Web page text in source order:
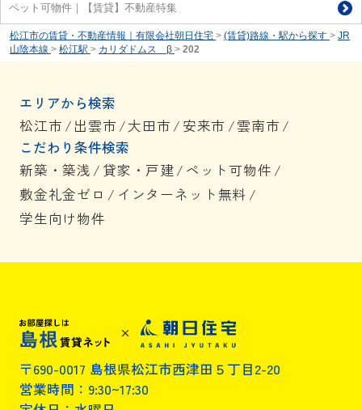
ペット可物件｜【賃貸】不動産特集
松江市の賃貸・不動産情報｜有限会社朝日住宅 > (賃貸)路線・駅から探す > JR
山陰本線 > 松江駅 > カリダドムス β > 202
エリアから検索
松江市 / 出雲市 /大田市 / 安来市 /雲南市 /
こだわり条件検索
新築・築浅 / 貸家・戸建/ ペット可物件 /
敷金礼金ゼロ / インターネット無料 /
学生向け物件
〒690-0017 島根県松江市西津田５丁目2-20
営業時間：9:30~17:30